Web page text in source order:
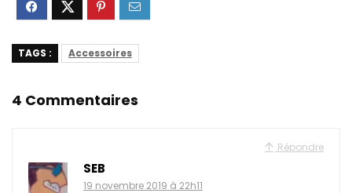
TAGS : Accessoires
4 Commentaires
Répondre
SEB
19 novembre 2019 à 22h11